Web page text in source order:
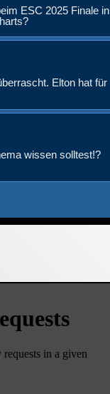
ESC 2025 Finale in
Elton hat für
wissen solltest!?